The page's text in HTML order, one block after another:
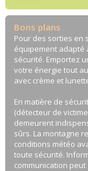
Bons plans
Pour des sorties en
équipement adapté
sécurité. Emportez
votre énergie tout
avec crème et
En matière de
(détecteur de
demeurent
sûrs. La montagne
conditions météo
toute sécurité.
communication